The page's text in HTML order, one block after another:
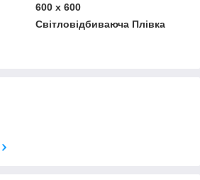
600 х 600
Світловідбиваюча Плівка